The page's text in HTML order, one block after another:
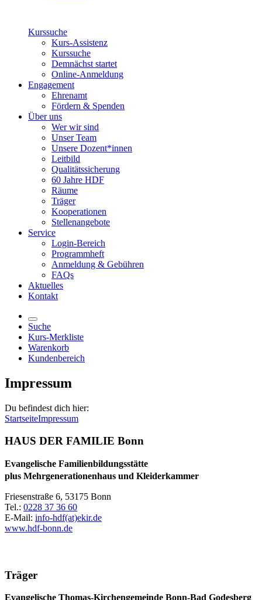
Kurssuche
Kurs-Assistenz
Kurssuche
Demnächst startet
Online-Anmeldung
Engagement
Ehrenamt
Fördern & Spenden
Über uns
Wer wir sind
Unser Team
Unsere Dozent*innen
Leitbild
Qualitätssicherung
60 Jahre HDF
Räume
Träger
Kooperationen
Stellenangebote
Service
Login-Bereich
Programmheft
Anmeldung & Gebühren
FAQs
Aktuelles
Kontakt
Suche
Kurs-Merkliste
Warenkorb
Kundenbereich
Impressum
Du befindest dich hier:
StartseiteImpressum
HAUS DER FAMILIE Bonn
Evangelische Familienbildungsstätte
plus Mehrgenerationenhaus und Kleiderkammer
Friesenstraße 6, 53175 Bonn
Tel.: 0228 37 36 60
E-Mail: info-hdf(at)ekir.de
www.hdf-bonn.de
Träger
Evangelische Thomas-Kirchengemeinde Bonn-Bad Godesberg